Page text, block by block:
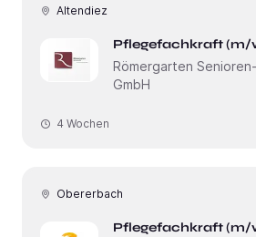
Altendiez
Pflegefachkraft (m/
Römergarten
GmbH
4 Wochen
Obererbach
Pflegefachkraft (m/